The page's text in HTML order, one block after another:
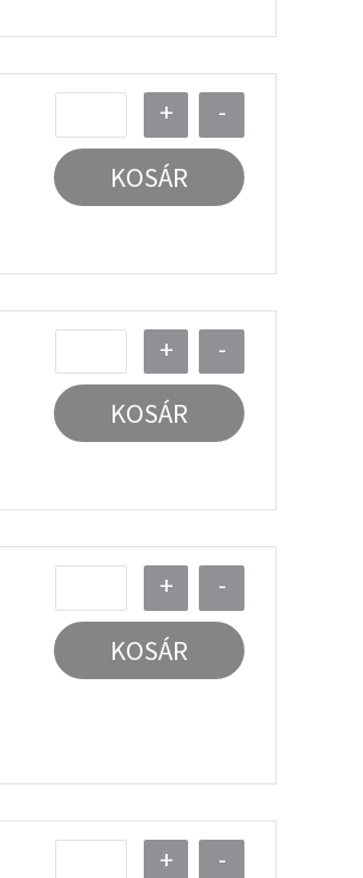
+
-
KOSÁR
+
-
KOSÁR
+
-
KOSÁR
+
-